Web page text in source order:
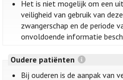
Het is niet mogelijk om een
veiligheid van gebruik van
zwangerschap en de periode
onvoldoende informatie
Oudere patiënten
Bij ouderen is de aanpak van